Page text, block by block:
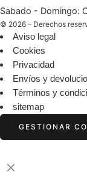
Sabado - Domingo:
© 2026 – Derechos
Aviso legal
Cookies
Privacidad
Envíos y
Términos y
sitemap
GESTIONAR